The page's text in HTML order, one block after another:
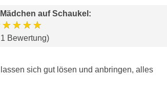
auf Schaukel :
Bewertung)
sich gut lösen und anbringen, alles